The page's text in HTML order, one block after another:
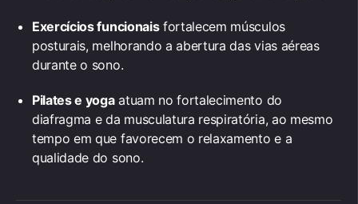
Exercícios funcionaisfortalecem músculos
posturais, melhorando a abertura das vias aéreas
durante o sono.
Pilates e yogaatuam no fortalecimento do
diafragma e da musculatura respiratória, ao mesmo
tempo em que favorecem o relaxamento e a
qualidade do sono.